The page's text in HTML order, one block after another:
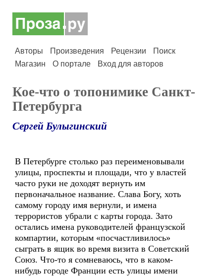
Авторы Произведения Рецензии
Поиск
Магазин
О портале Вход для авторов
Кое-что о топонимике Санкт-
Петербурга
Сергей Булыгинский
В Петербурге столько раз переименовывали
улицы, проспекты и площади, что у властей
часто руки не доходят вернуть им
первоначальное название. Слава Богу, хоть
самому городу имя вернули, и имена
террористов убрали с карты города. Зато
остались имена руководителей французской
компартии, которым «посчастливилось»
сыграть в ящик во время визита в Советский
Союз. Что-то я сомневаюсь, что в каком-
нибудь городе Франции есть улицы имени